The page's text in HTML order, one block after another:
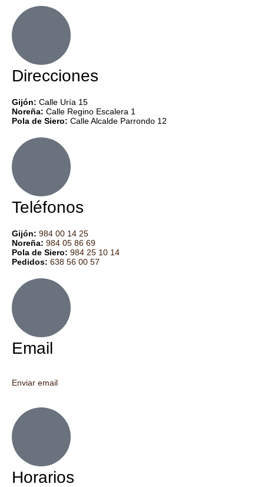
Direcciones
Gijón: Calle Uría 15
Noreña: Calle Regino Escalera 1
Pola de Siero: Calle Alcalde Parrondo 12
Teléfonos
Gijón: 984 00 14 25
Noreña: 984 05 86 69
Pola de Siero: 984 25 10 14
Pedidos: 638 56 00 57
Email
Enviar email
Horarios